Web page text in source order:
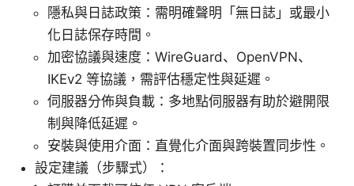
隱私與日誌政策：需明確聲明「無日誌」或最小
化日誌保存時間。
加密協議與速度：WireGuard、OpenVPN、
IKEv2 等協議，需評估穩定性與延遲。
伺服器分佈與負載：多地點伺服器有助於避開限
制與降低延遲。
安裝與使用介面：直覺化介面與跨裝置同步性。
設定建議（步驟式）：